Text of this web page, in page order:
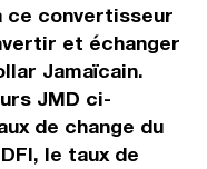
ce convertisseur
et échanger
Jamaïcain.
JMD ci-
de change du
le taux de